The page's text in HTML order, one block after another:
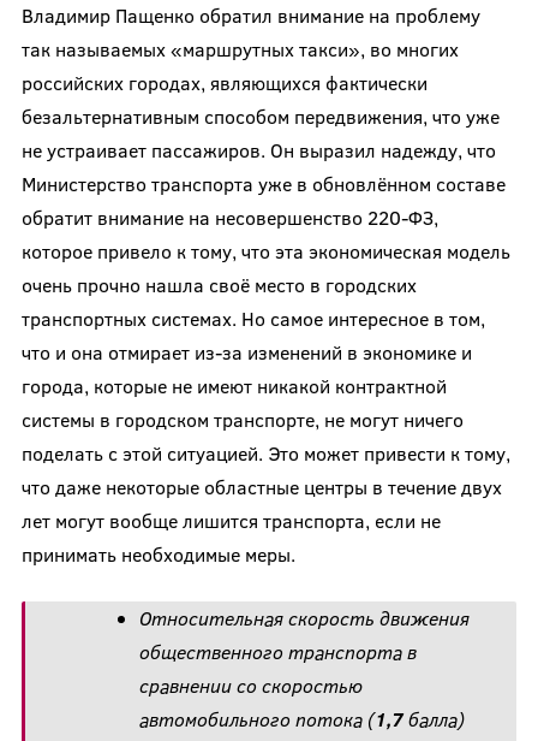
Владимир Пащенко обратил внимание на проблему
так называемых «маршрутных такси», во многих
российских городах, являющихся фактически
безальтернативным способом передвижения, что уже
не устраивает пассажиров. Он выразил надежду, что
Министерство транспорта уже в обновлённом составе
обратит внимание на несовершенство 220-ФЗ,
которое привело к тому, что эта экономическая модель
очень прочно нашла своё место в городских
транспортных системах. Но самое интересное в том,
что и она отмирает из-за изменений в экономике и
города, которые не имеют никакой контрактной
системы в городском транспорте, не могут ничего
поделать с этой ситуацией. Это может привести к тому,
что даже некоторые областные центры в течение двух
лет могут вообще лишится транспорта, если не
принимать необходимые меры.
Относительная скорость движения
общественного транспорта в
сравнении со скоростью
автомобильного потока (1,7балла)